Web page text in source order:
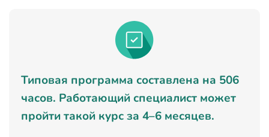
Типовая программа составлена на 506
часов. Работающий специалист может
пройти такой курс за 4–6 месяцев.